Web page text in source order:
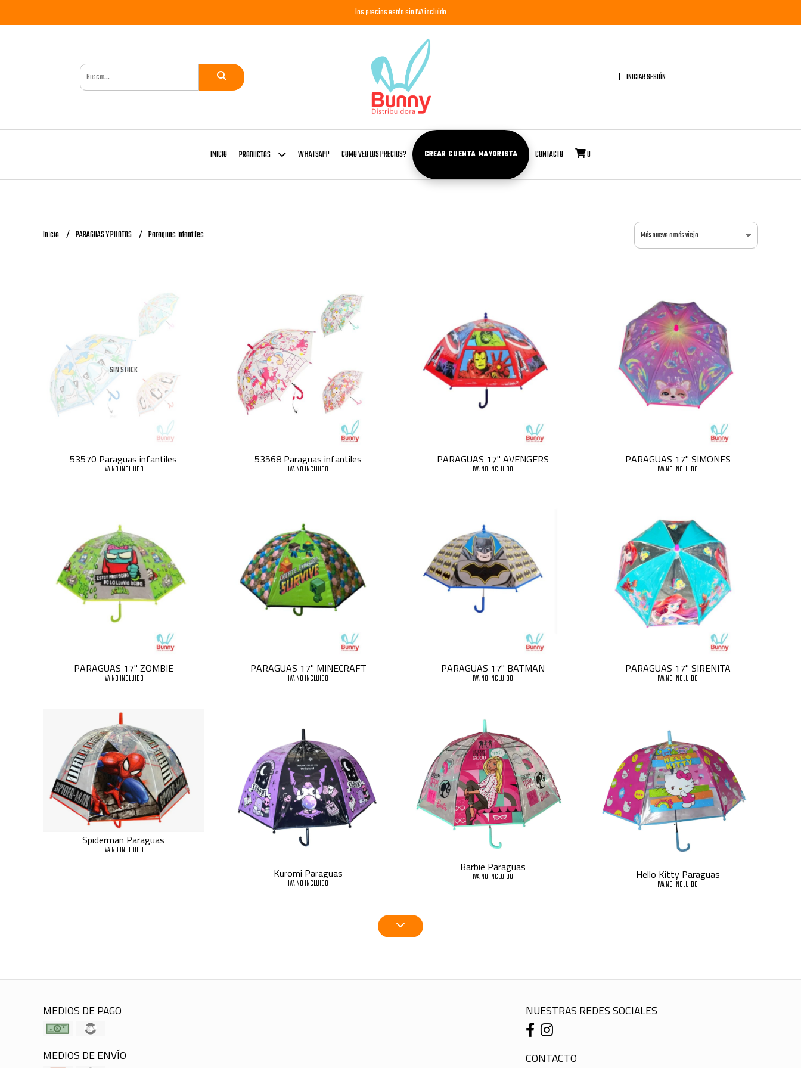
los precios están sin IVA incluido
INICIAR SESIÓN
INICIO PRODUCTOS WHATSAPP COMO VEO LOS PRECIOS? CREAR CUENTA MAYORISTA CONTACTO 0
Inicio PARAGUAS Y PILOTOS Paraguas infantiles
SIN STOCK
53570 Paraguas infantiles
IVA NO INCLUIDO
53568 Paraguas infantiles
IVA NO INCLUIDO
PARAGUAS 17" AVENGERS
IVA NO INCLUIDO
PARAGUAS 17" SIMONES
IVA NO INCLUIDO
PARAGUAS 17" ZOMBIE
IVA NO INCLUIDO
PARAGUAS 17" MINECRAFT
IVA NO INCLUIDO
PARAGUAS 17" BATMAN
IVA NO INCLUIDO
PARAGUAS 17" SIRENITA
IVA NO INCLUIDO
Spiderman Paraguas
IVA NO INCLUIDO
Kuromi Paraguas
IVA NO INCLUIDO
Barbie Paraguas
IVA NO INCLUIDO Hello Kitty Paraguas
IVA NO INCLUIDO
MEDIOS DE PAGO
MEDIOS DE ENVÍO
NUESTRAS REDES SOCIALES
CONTACTO